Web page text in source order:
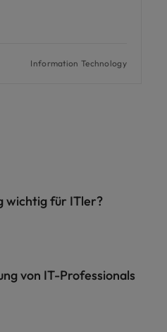
Information Technology
wichtig für ITler?
von IT-Professionals